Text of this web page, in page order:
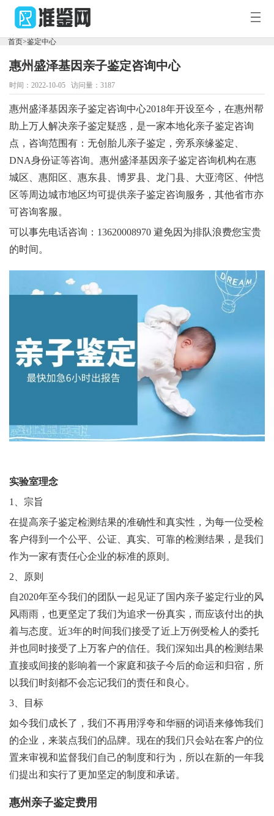
欢
访
准
网！
页
新
闻
百
科
鉴
定
中
心
DNA
套
餐
首页>鉴定中心
惠州盛泽基因亲子鉴定咨询中心
时间：2022-10-05 访问量：3187
惠州盛泽基因亲子鉴定咨询中心2018年开设至今，在惠州帮
助上万人解决亲子鉴定疑惑，是一家本地化亲子鉴定咨询
点，咨询范围有：无创胎儿亲子鉴定，旁系亲缘鉴定、
DNA身份证等咨询。惠州盛泽基因亲子鉴定咨询机构在惠
城区、惠阳区、惠东县、博罗县、龙门县、大亚湾区、仲恺
区等周边城市地区均可提供亲子鉴定咨询服务，其他省市亦
可咨询客服。
可以事先电话咨询：13620008970 避免因为排队浪费您宝贵
的时间。
实验室理念
1、宗旨
在提高亲子鉴定检测结果的准确性和真实性，为每一位受检
客户得到一个公平、公证、真实、可靠的检测结果，是我们
作为一家有责任心企业的标准的原则。
2、原则
自2020年至今我们的团队一起见证了国内亲子鉴定行业的风
风雨雨，也更坚定了我们为追求一份真实，而应该付出的执
着与态度。近3年的时间我们接受了近上万例受检人的委托
并也同时接受了上万客户的信任。我们深知出具的检测结果
直接或间接的影响着一个家庭和孩子今后的命运和归宿，所
以我们时刻都不会忘记我们的责任和良心。
3、目标
如今我们成长了，我们不再用浮夸和华丽的词语来修饰我们
的企业，来装点我们的品牌。现在的我们只会站在客户的位
置来审视和监督我们自己的制度和行为，所以在新的一年我
们提出和实行了更加坚定的制度和承诺。
惠州亲子鉴定费用